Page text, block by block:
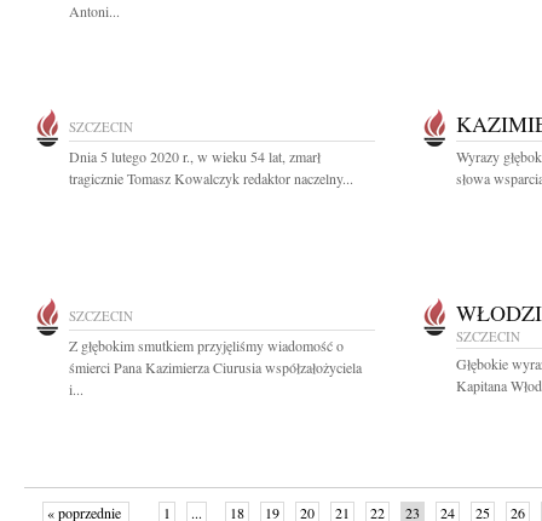
Antoni...
SZCZECIN
Dnia 5 lutego 2020 r., w wieku 54 lat, zmarł
tragicznie Tomasz Kowalczyk redaktor naczelny...
Wyrazy
słowa
SZCZECIN
Z głębokim smutkiem przyjęliśmy wiadomość o
śmierci Pana Kazimierza Ciurusia współzałożyciela
i...
SZCZECIN
Głębokie
Kapitana
« poprzednie 1 ... 18 19 20 21 22 23 24 25 26